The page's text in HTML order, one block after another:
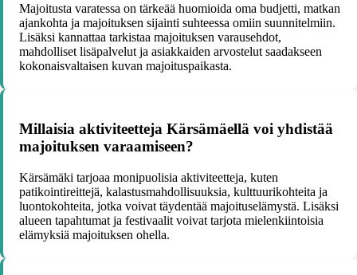
Majoitusta varatessa on tärkeää huomioida oma budjetti, matkan
ajankohta ja majoituksen sijainti suhteessa omiin suunnitelmiin.
Lisäksi kannattaa tarkistaa majoituksen varausehdot,
mahdolliset lisäpalvelut ja asiakkaiden arvostelut saadakseen
kokonaisvaltaisen kuvan majoituspaikasta.
Millaisia aktiviteetteja Kärsämäellä voi yhdistää
majoituksen varaamiseen?
Kärsämäki tarjoaa monipuolisia aktiviteetteja, kuten
patikointireittejä, kalastusmahdollisuuksia, kulttuurikohteita ja
luontokohteita, jotka voivat täydentää majoituselämystä. Lisäksi
alueen tapahtumat ja festivaalit voivat tarjota mielenkiintoisia
elämyksiä majoituksen ohella.